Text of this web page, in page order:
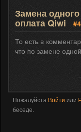
Замена
оплата Qiwi
#4
То есть в
что по замене
Пожалуйста Войти или
беседе.